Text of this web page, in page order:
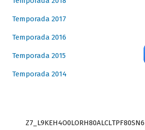
Temporada 2017
Temporada 2016
Temporada 2015
Temporada 2014
Z7_L9KEH4O0LORH80ALCLTPF80SN6